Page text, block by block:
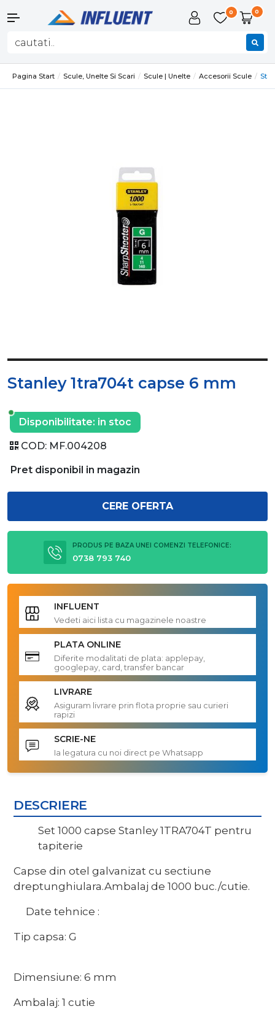
0 0
Pagina Start Scule, Unelte Si Scari Scule | Unelte Accesorii Scule
Stanley 1tra704t capse 6 mm
Disponibilitate: in stoc
COD: MF.004208
Pret disponibil in magazin
CERE OFERTA
PRODUS PE BAZA UNEI COMENZI TELEFONICE:
0738 793 740
INFLUENT
Vedeti aici lista cu magazinele noastre
PLATA ONLINE
Diferite modalitati de plata: applepay,
googlepay, card, transfer bancar
LIVRARE
Asiguram livrare prin flota proprie sau curieri
rapizi
SCRIE-NE
Ia legatura cu noi direct pe Whatsapp
DESCRIERE
Set 1000 capse Stanley 1TRA704T pentru
tapiterie
Capse din otel galvanizat cu sectiune
dreptunghiulara.Ambalaj de 1000 buc./cutie.
Date tehnice :
Tip capsa: G
Dimensiune: 6 mm
Ambalaj: 1 cutie